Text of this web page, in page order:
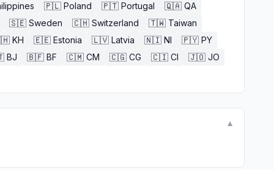
🇵🇱 Poland 🇵🇹 Portugal 🇶🇦 QA
🇸🇪 Sweden 🇨🇭 Switzerland 🇹🇼 Taiwan
KH 🇪🇪 Estonia 🇱🇻 Latvia 🇳🇮 NI 🇵🇾 PY
BJ 🇧🇫 BF 🇨🇲 CM 🇨🇬 CG 🇨🇮 CI 🇯🇴 JO
▼